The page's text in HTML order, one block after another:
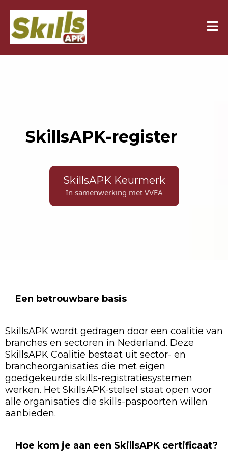
SkillsAPK-register
SkillsAPK Keurmerk
In samenwerking met VVEA
Een betrouwbare basis
SkillsAPK wordt gedragen door een coalitie van
branches en sectoren in Nederland. Deze
SkillsAPK Coalitie bestaat uit sector- en
brancheorganisaties die met eigen
goedgekeurde skills-registratiesystemen
werken. Het SkillsAPK-stelsel staat open voor
alle organisaties die skills-paspoorten willen
aanbieden.
Hoe kom je aan een SkillsAPK certificaat?